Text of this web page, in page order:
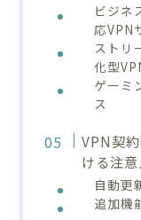
ビジネ
応VPN
ストリ
化型
ゲーミ
ス
VPN契
ける注
自動更
追加機